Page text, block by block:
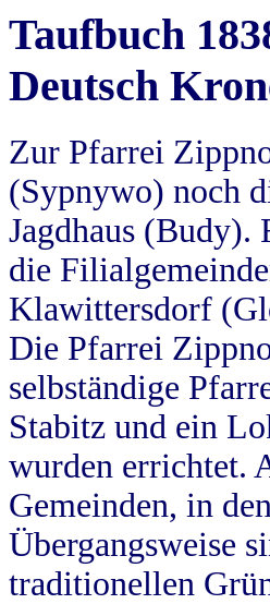
Taufbuch
Deutsch
Zur Pfarrei
(Sypnywo) noch
Jagdhaus (Budy).
die
Klawittersdorf
Die Pfarrei
selbständige
Stabitz und ein
wurden errichtet.
Gemeinden, in
Übergangsweise
traditionellen